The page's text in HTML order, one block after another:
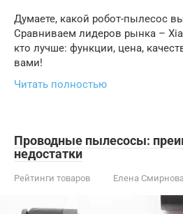
Думаете, какой робот-пылесос
Сравниваем лидеров рынка –
кто лучше: функции, цена,
вами!
Читать полностью
Проводные пылесосы:
недостатки
Рейтинги товаров Елена